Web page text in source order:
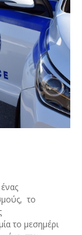
το
το μεσημέρι